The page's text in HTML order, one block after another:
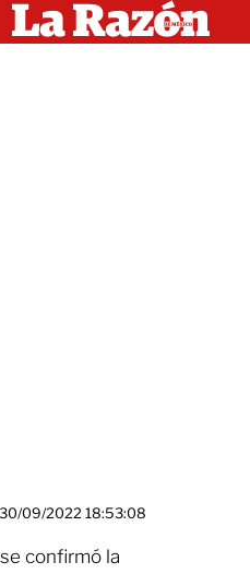
30/09/2022 18:53:08
confirmó la